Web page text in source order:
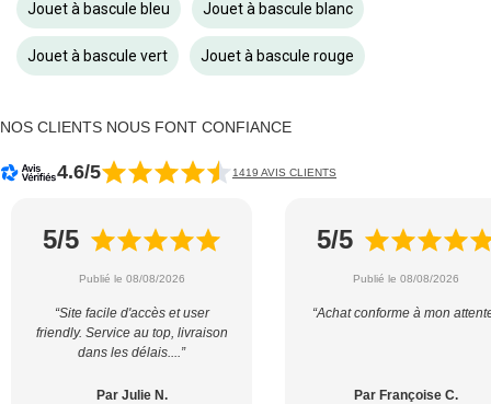
Jouet à bascule bleu Jouet à bascule blanc
Jouet à bascule vert Jouet à bascule rouge
NOS CLIENTS NOUS FONT CONFIANCE
4.6/5 1419 AVIS CLIENTS
5/5
Publié le 08/08/2026
“Site facile d'accès et user
friendly. Service au top, livraison
dans les délais....”
Par Julie N.
5/5
Publié le 08/08/2026
“Achat conforme à mon
Par Françoise C.